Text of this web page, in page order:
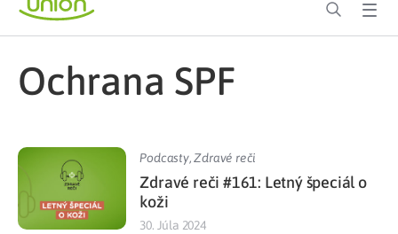
ochrana SPF
Podcasty,Zdravé reči
Zdravé reči #161: Letný špeciál o
koži
30. Júla 2024